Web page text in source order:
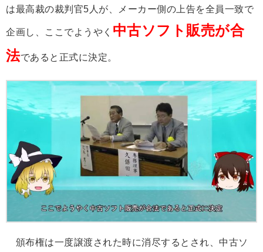
は最高裁の裁判官5人が、メーカー側の上告を全員一致で
企画し、ここでようやく 中古ソフト販売が合
法であると正式に決定。
頒布権は一度譲渡された時に消尽するとされ、中古ソ